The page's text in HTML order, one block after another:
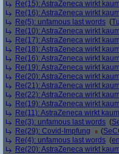
Re(15): AstraZeneca wirkt
Re(16): AstraZeneca wirkt
Re(5): unfamous last words (
Re(10): AstraZeneca wirkt
Re(17): AstraZeneca wirkt
Re(18): AstraZeneca wirkt
Re(16): AstraZeneca wirkt
Re(19): AstraZeneca wirkt
Re(20): AstraZeneca wirkt
Re(21): AstraZeneca wirkt
Re(22): AstraZeneca wirkt
Re(19): AstraZeneca wirkt
Re(11): AstraZeneca wirkt
Re(3): unfamous last words (
Re(29): Covid-Impfung
(
Re(4): unfamous last words (
Re(20): AstraZeneca wirkt